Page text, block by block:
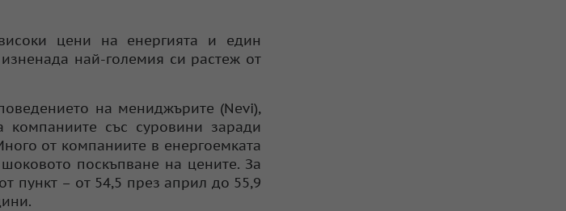
цени на енергията и един
най-големия си растеж от
на мениджърите (Nevi),
компаниите със суровини заради
от компаниите в енергоемката
поскъпване на цените. За
пункт – от 54,5 през април до 55,9